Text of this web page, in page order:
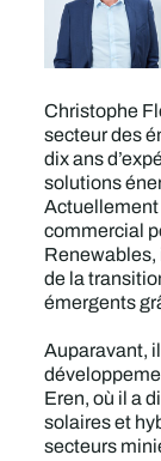
Christophe
secteur des
dix ans
solutions
commercial
Renewables,
de la
émergents
Auparavant,
Eren, où il a
solaires et
secteurs